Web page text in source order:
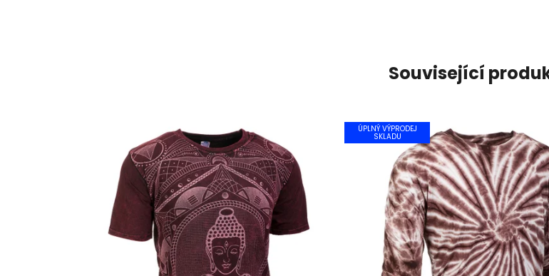
Související
ÚPLNÝ VÝPRODEJ
SKLADU